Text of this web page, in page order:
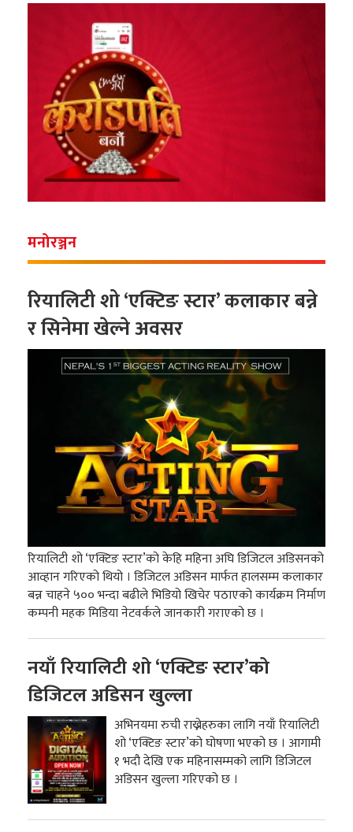
मनोरञ्जन
रियालिटी शो ‘एक्टिङ स्टार’ कलाकार बन्ने
र सिनेमा खेल्ने अवसर
रियालिटी शो ‘एक्टिङ स्टार’को केहि महिना अघि डिजिटल अडिसनको
आव्हान गरिएको थियो । डिजिटल अडिसन मार्फत हालसम्म कलाकार
बन्न चाहने ५०० भन्दा बढीले भिडियो खिचेर पठाएको कार्यक्रम निर्माण
कम्पनी महक मिडिया नेटवर्कले जानकारी गराएको छ ।
नयाँ रियालिटी शो ‘एक्टिङ स्टार’को
डिजिटल अडिसन खुल्ला
अभिनयमा रुची राख्नेहरुका लागि नयाँ रियालिटी
शो ‘एक्टिङ स्टार’को घोषणा भएको छ । आगामी
१ भदौ देखि एक महिनासम्मको लागि डिजिटल
अडिसन खुल्ला गरिएको छ ।